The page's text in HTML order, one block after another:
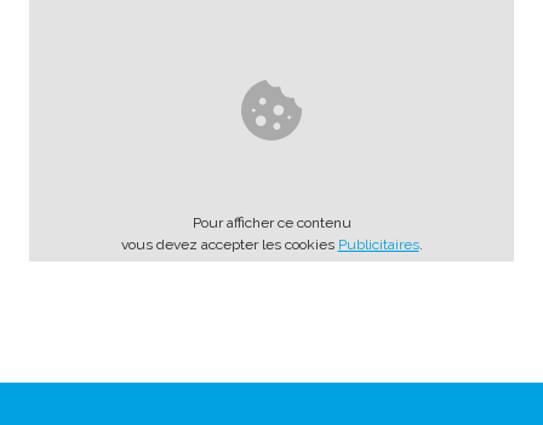
Pour afficher ce contenu
vous devez accepter les cookies Publicitaires.